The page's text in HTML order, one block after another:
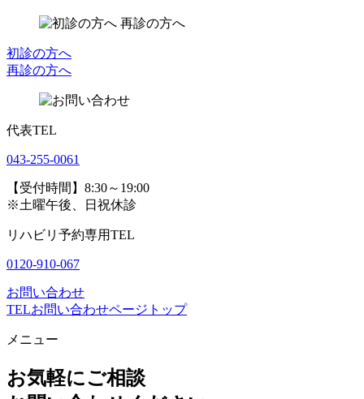
初診の方へ
再診の方へ
代表TEL
043-255-0061
【受付時間】8:30～19:00
※土曜午後、日祝休診
リハビリ予約専用TEL
0120-910-067
お問い合わせ
TELお問い合わせページトップ
メニュー
お気軽にご相談